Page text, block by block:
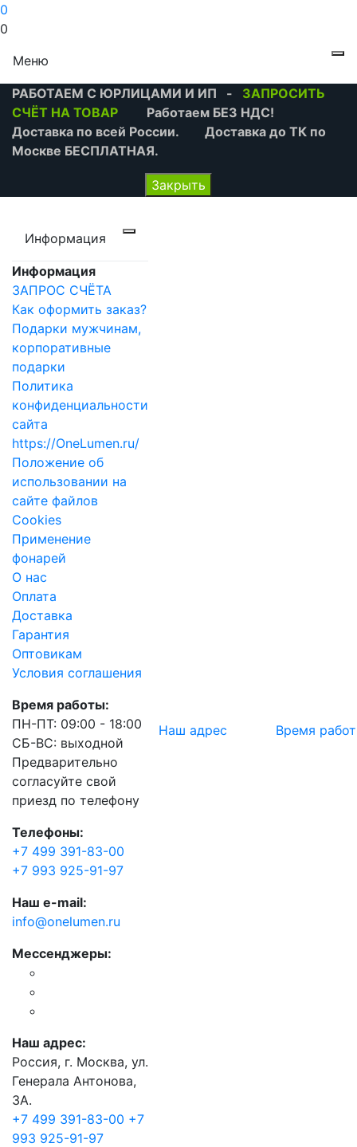
0
0
Меню
РАБОТАЕМ С ЮРЛИЦАМИ И ИП - ЗАПРОСИТЬ
СЧЁТ НА ТОВАР Работаем БЕЗ НДС!
Доставка по всей России. Доставка до ТК по
Москве БЕСПЛАТНАЯ.
Закрыть
Информация
Информация
ЗАПРОС СЧЁТА
Как оформить заказ?
Подарки мужчинам,
корпоративные
подарки
Политика
конфиденциальности
сайта
https://OneLumen.ru/
Положение об
использовании на
сайте файлов
Cookies
Применение
фонарей
О нас
Оплата
Доставка
Гарантия
Оптовикам
Условия соглашения
Время работы:
ПН-ПТ: 09:00 - 18:00
СБ-ВС: выходной
Предварительно
согласуйте свой
приезд по телефону
Телефоны:
+7 499 391-83-00
+7 993 925-91-97
Наш e-mail:
info@onelumen.ru
Мессенджеры:
Наш адрес:
Россия, г. Москва, ул.
Генерала Антонова,
3А.
+7 499 391-83-00 +7
993 925-91-97
Наш адрес Время